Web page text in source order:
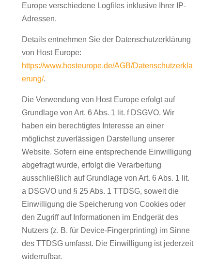
Europe verschiedene Logfiles inklusive Ihrer IP-
Adressen.
Details entnehmen Sie der Datenschutzerklärung
von Host Europe:
https://www.hosteurope.de/AGB/Datenschutzerkla
erung/.
Die Verwendung von Host Europe erfolgt auf
Grundlage von Art. 6 Abs. 1 lit. f DSGVO. Wir
haben ein berechtigtes Interesse an einer
möglichst zuverlässigen Darstellung unserer
Website. Sofern eine entsprechende Einwilligung
abgefragt wurde, erfolgt die Verarbeitung
ausschließlich auf Grundlage von Art. 6 Abs. 1 lit.
a DSGVO und § 25 Abs. 1 TTDSG, soweit die
Einwilligung die Speicherung von Cookies oder
den Zugriff auf Informationen im Endgerät des
Nutzers (z. B. für Device-Fingerprinting) im Sinne
des TTDSG umfasst. Die Einwilligung ist jederzeit
widerrufbar.